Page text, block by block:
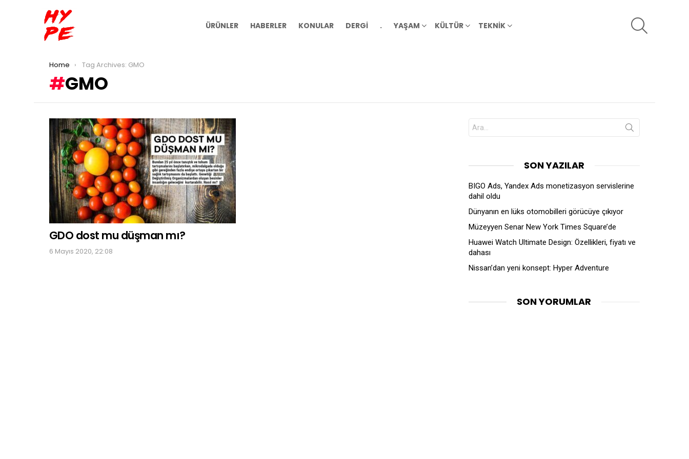
ÜRÜNLER HABERLER KONULAR DERGİ . YAŞAM KÜLTÜR TEKNİK
You are here:
Home Tag Archives: GMO
GMO
LATEST
STORIES
GDO dost mu düşman mı?
6 Mayıs 2020, 22:08
Search
for:
SON YAZILAR
BIGO Ads, Yandex Ads monetizasyon servislerine
dahil oldu
Dünyanın en lüks otomobilleri görücüye çıkıyor
Müzeyyen Senar New York Times Square’de
Huawei Watch Ultimate Design: Özellikleri, fiyatı ve
dahası
Nissan’dan yeni konsept: Hyper Adventure
SON YORUMLAR